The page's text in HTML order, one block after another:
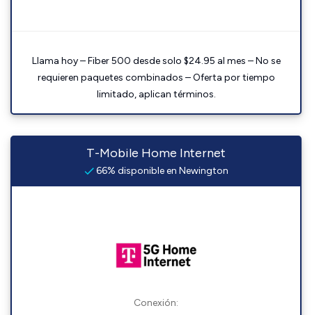
Llama hoy – Fiber 500 desde solo $24.95 al mes – No se
requieren paquetes combinados – Oferta por tiempo
limitado, aplican términos.
T-Mobile Home Internet
66% disponible en Newington
Conexión: